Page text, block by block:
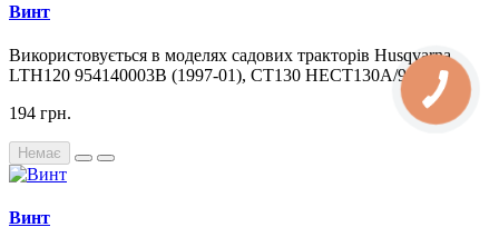
Винт
Використовується в моделях садових тракторів Husqvarna
LTH120 954140003B (1997-01), CT130 HECT130A/9..
194 грн.
Немає
Винт